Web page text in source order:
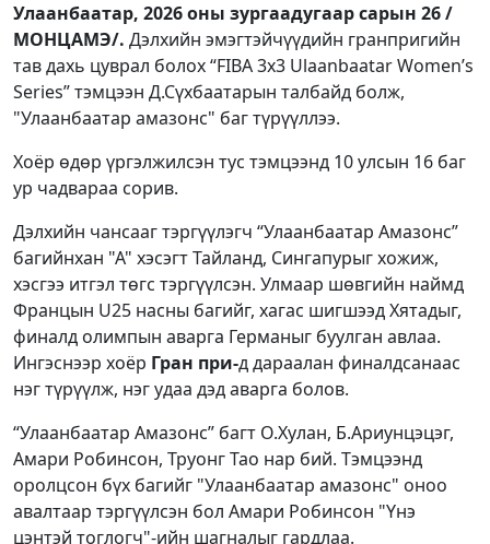
Улаанбаатар, 2026 оны зургаадугаар сарын 26 /
МОНЦАМЭ/. Дэлхийн эмэгтэйчүүдийн гранпригийн
тав дахь цуврал болох “FIBA 3x3 Ulaanbaatar Women’s
Series” тэмцээн Д.Сүхбаатарын талбайд болж,
"Улаанбаатар амазонс" баг түрүүллээ.
Хоёр өдөр үргэлжилсэн тус тэмцээнд 10 улсын 16 баг
ур чадвараа сорив.
Дэлхийн чансааг тэргүүлэгч “Улаанбаатар Амазонс”
багийнхан "А" хэсэгт Тайланд, Сингапурыг хожиж,
хэсгээ итгэл төгс тэргүүлсэн. Улмаар шөвгийн наймд
Францын U25 насны багийг, хагас шигшээд Хятадыг,
финалд олимпын аварга Германыг буулган авлаа.
Ингэснээр хоёр Гран при-д дараалан финалдсанаас
нэг түрүүлж, нэг удаа дэд аварга болов.
“Улаанбаатар Амазонс” багт О.Хулан, Б.Ариунцэцэг,
Амари Робинсон, Труонг Тао нар бий. Тэмцээнд
оролцсон бүх багийг "Улаанбаатар амазонс" оноо
авалтаар тэргүүлсэн бол Амари Робинсон "Үнэ
цэнтэй тоглогч"-ийн шагналыг гардлаа.